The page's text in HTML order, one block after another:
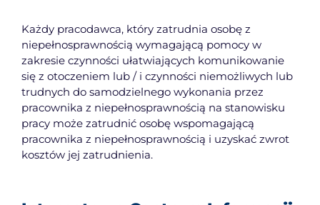
Każdy pracodawca, który zatrudnia osobę z
niepełnosprawnością wymagającą pomocy w
zakresie czynności ułatwiających komunikowanie
się z otoczeniem lub / i czynności niemożliwych lub
trudnych do samodzielnego wykonania przez
pracownika z niepełnosprawnością na stanowisku
pracy może zatrudnić osobę wspomagającą
pracownika z niepełnosprawnością i uzyskać zwrot
kosztów jej zatrudnienia.